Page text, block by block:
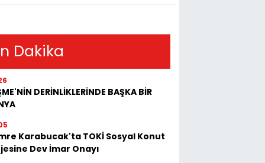
Dakika
DERİNLİKLERİNDE BAŞKA BİR
Karabucak'ta TOKİ Sosyal Konut
Dev İmar Onayı